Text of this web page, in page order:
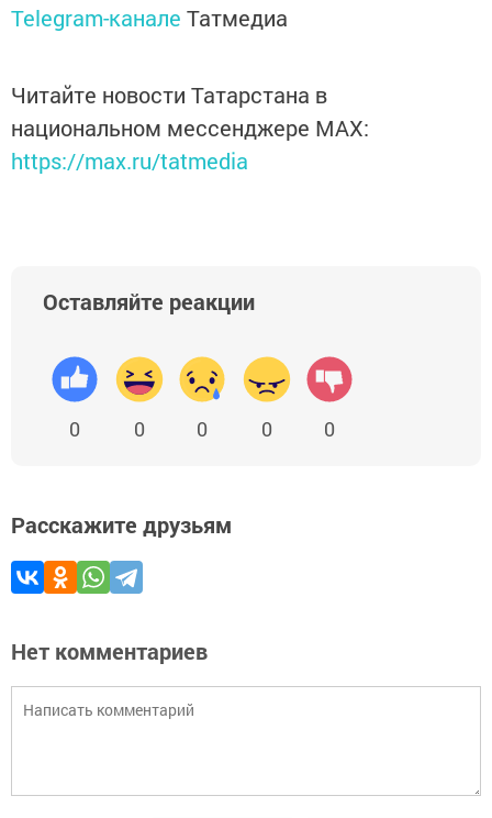
Telegram-канале Татмедиа
Читайте новости Татарстана в
национальном мессенджере MАХ:
https://max.ru/tatmedia
Оставляйте реакции
0 0 0 0 0
Расскажите друзьям
Нет комментариев